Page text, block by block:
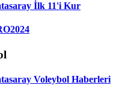
İlk 11'i Kur
Voleybol Haberleri